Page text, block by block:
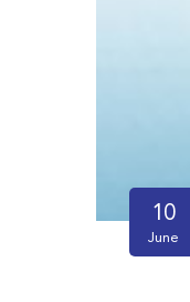
10
June